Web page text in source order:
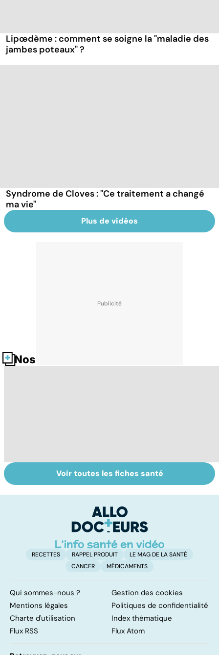
Lipœdème : comment se soigne la "maladie des
jambes poteaux" ?
Syndrome de Cloves : "Ce traitement a changé
ma vie"
Plus de vidéos
Nos fiches santé
Le lupus, une
maladie
Anémie :
symptômes,
traitements
Voir toutes les fiches santé
RECETTES RAPPEL PRODUIT
LE MAG DE LA SANTÉ
CANCER
MÉDICAMENTS
Qui sommes-nous ?
Gestion des cookies
Mentions légales
Politiques de confidentialité
Charte d'utilisation
Index thématique
Flux RSS
Flux Atom